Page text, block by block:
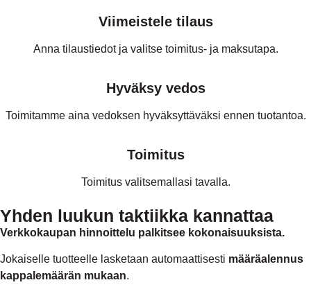
Viimeistele tilaus
Anna tilaustiedot ja valitse toimitus- ja maksutapa.
Hyväksy vedos
Toimitamme aina vedoksen hyväksyttäväksi ennen tuotantoa.
Toimitus
Toimitus valitsemallasi tavalla.
Yhden luukun taktiikka kannattaa
Verkkokaupan hinnoittelu palkitsee kokonaisuuksista.
Jokaiselle tuotteelle lasketaan automaattisesti määräalennus
kappalemäärän mukaan.